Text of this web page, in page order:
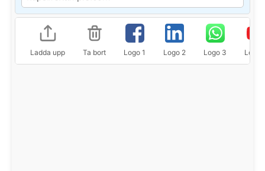
Ladda upp Ta bort Logo 1 Logo 2 Logo 3 Logo